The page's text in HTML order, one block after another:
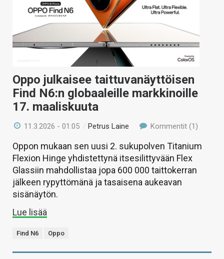
Oppo julkaisee taittuvanäyttöisen
Find N6:n globaaleille markkinoille
17. maaliskuuta
11.3.2026 - 01:05 /Petrus Laine Kommentit (1)
Oppon mukaan sen uusi 2. sukupolven Titanium
Flexion Hinge yhdistettynä itsesilittyvään Flex
Glassiin mahdollistaa jopa 600 000 taittokerran
jälkeen rypyttömänä ja tasaisena aukeavan
sisänäytön.
Lue lisää
Find N6 Oppo